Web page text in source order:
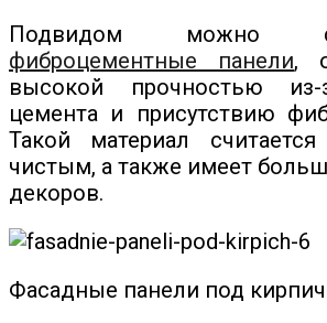
Подвидом можно
фиброцементные панели,
высокой прочностью из-
цемента и присутствию
Такой материал считается
чистым, а также имеет
декоров.
Фасадные панели под